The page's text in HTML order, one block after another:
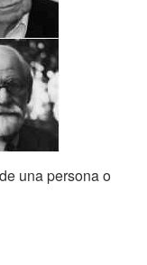
una persona o